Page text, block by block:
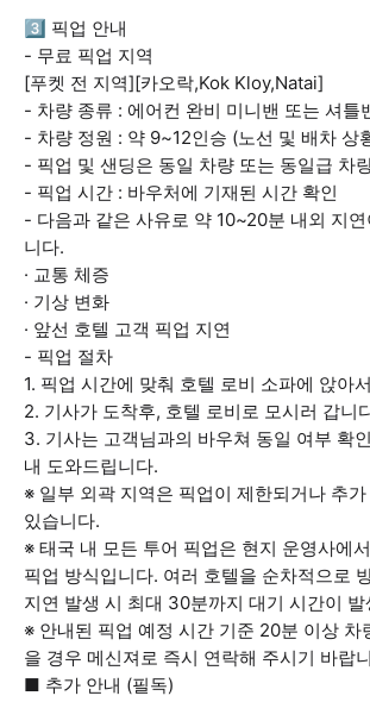
3️⃣ 픽업 안내
- 무료 픽업 지역
[푸켓 전 지역][카오락,Kok Kloy,Natai]
- 차량 종류 : 에어컨 완비 미니밴 또는 셔틀
- 차량 정원 : 약 9~12인승 (노선 및 배차 상
- 픽업 및 샌딩은 동일 차량 또는 동일급 차
- 픽업 시간 : 바우처에 기재된 시간 확인
- 다음과 같은 사유로 약 10~20분 내외 지
니다.
· 교통 체증
· 기상 변화
· 앞선 호텔 고객 픽업 지연
- 픽업 절차
1. 픽업 시간에 맞춰 호텔 로비 소파에 앉아
2. 기사가 도착후, 호텔 로비로 모시러 갑니
3. 기사는 고객님과의 바우쳐 동일 여부 확
내 도와드립니다.
※ 일부 외곽 지역은 픽업이 제한되거나 추
있습니다.
※ 태국 내 모든 투어 픽업은 현지 운영사에
픽업 방식입니다. 여러 호텔을 순차적으로
지연 발생 시 최대 30분까지 대기 시간이
※ 안내된 픽업 예정 시간 기준 20분 이상 차
을 경우 메신져로 즉시 연락해 주시기 바랍
■ 추가 안내 (필독)